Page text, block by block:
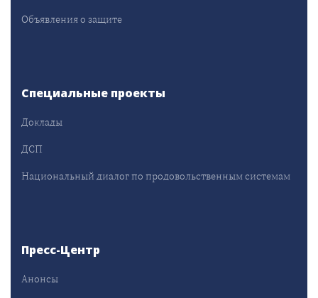
Объявления о защите
Специальные проекты
Доклады
ДСП
Национальный диалог по продовольственным системам
Пресс-Центр
Анонсы